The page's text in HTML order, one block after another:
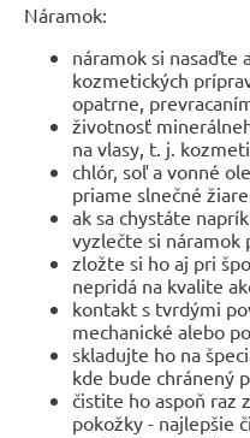
Náramok:
náramok si nasaďte
kozmetických
opatrne,
životnosť
na vlasy, t. j.
chlór, soľ a vonné
priame slnečné
ak sa chystáte
vyzlečte si náramok
zložte si ho aj pri
nepridá na kvalite
kontakt s tvrdými
mechanické alebo
skladujte ho na
kde bude chránený
čistite ho aspoň raz
pokožky - najlepšie